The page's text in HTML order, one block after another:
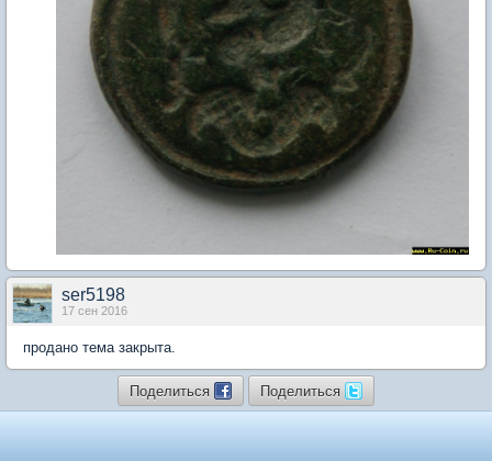
ser5198
17 сен 2016
продано тема закрыта.
Поделиться Поделиться